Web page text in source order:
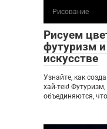
Рисование
Рисуем
футуризм и
искусстве
Узнайте, как
хай-тек!
объединяются,